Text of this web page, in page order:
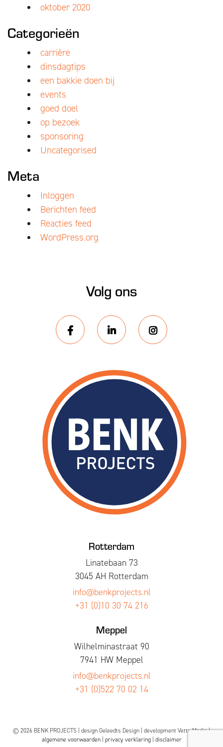
oktober 2020
Categorieën
carrière
dinsdagtips
een bakkie doen bij
events
goed doel
op bezoek
sponsoring
Uncategorised
Meta
Inloggen
Berichten feed
Reacties feed
WordPress.org
Volg ons
Rotterdam
Linatebaan 73
3045 AH Rotterdam
info@benkprojects.nl
+31 (0)10 30 74 216
Meppel
Wilhelminastraat 90
7941 HW Meppel
info@benkprojects.nl
+31 (0)522 70 02 14
© 2026 BENK PROJECTS | designGeleedts Design | developmentVette Media|
algemene voorwaarden| privacy verklaring| disclaimer